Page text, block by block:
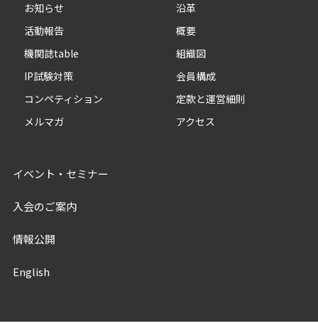
お知らせ
活動報告
機関誌table
IP試験対策
コンペティション
メルマガ
沿革
概要
組織図
会員構成
定款と運営細則
アクセス
イベント・セミナー
入会のご案内
情報公開
English